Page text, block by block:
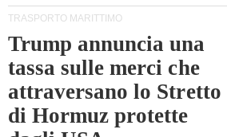
TRASPORTO MARITTIMO
Trump annuncia una
tassa sulle merci che
attraversano lo Stretto
di Hormuz protette